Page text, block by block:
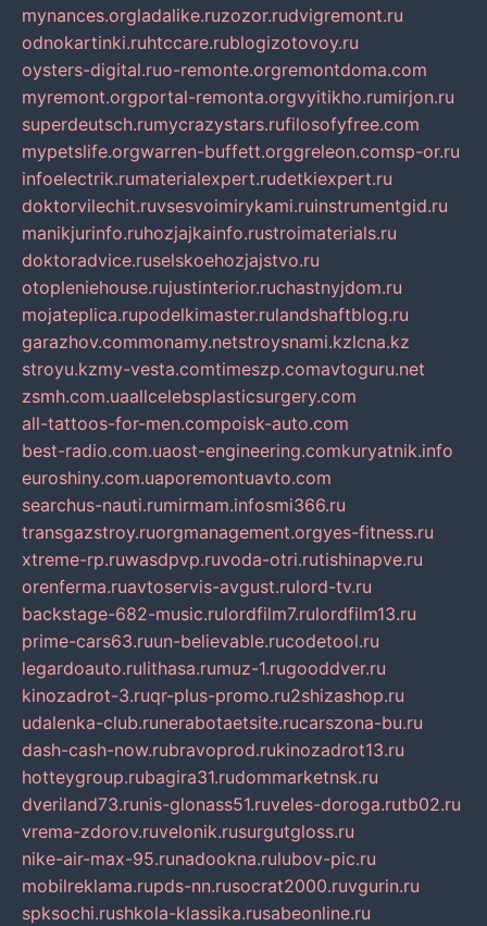
mynances.orgladalike.ruzozor.rudvigremont.ru
odnokartinki.ruhtccare.rublogizotovoy.ru
oysters-digital.ruo-remonte.orgremontdoma.com
myremont.orgportal-remonta.orgvyitikho.rumirjon.ru
superdeutsch.rumycrazystars.rufilosofyfree.com
mypetslife.orgwarren-buffett.orggreleon.comsp-or.ru
infoelectrik.rumaterialexpert.rudetkiexpert.ru
doktorvilechit.ruvsesvoimirykami.ruinstrumentgid.ru
manikjurinfo.ruhozjajkainfo.rustroimaterials.ru
doktoradvice.ruselskoehozjajstvo.ru
otopleniehouse.rujustinterior.ruchastnyjdom.ru
mojateplica.rupodelkimaster.rulandshaftblog.ru
garazhov.commonamy.netstroysnami.kzlcna.kz
stroyu.kzmy-vesta.comtimeszp.comavtoguru.net
zsmh.com.uaallcelebsplasticsurgery.com
all-tattoos-for-men.compoisk-auto.com
best-radio.com.uaost-engineering.comkuryatnik.info
euroshiny.com.uaporemontuavto.com
searchus-nauti.rumirmam.infosmi366.ru
transgazstroy.ruorgmanagement.orgyes-fitness.ru
xtreme-rp.ruwasdpvp.ruvoda-otri.rutishinapve.ru
orenferma.ruavtoservis-avgust.rulord-tv.ru
backstage-682-music.rulordfilm7.rulordfilm13.ru
prime-cars63.ruun-believable.rucodetool.ru
legardoauto.rulithasa.rumuz-1.rugooddver.ru
kinozadrot-3.ruqr-plus-promo.ru2shizashop.ru
udalenka-club.runerabotaetsite.rucarszona-bu.ru
dash-cash-now.rubravoprod.rukinozadrot13.ru
hotteygroup.rubagira31.rudommarketnsk.ru
dveriland73.runis-glonass51.ruveles-doroga.rutb02.ru
vrema-zdorov.ruvelonik.rusurgutgloss.ru
nike-air-max-95.runadookna.rulubov-pic.ru
mobilreklama.rupds-nn.rusocrat2000.ruvgurin.ru
spksochi.rushkola-klassika.rusabeonline.ru